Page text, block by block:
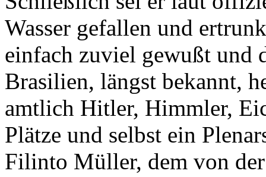
Wasser gefallen und
einfach zuviel gewußt und
Brasilien, längst bekannt,
amtlich Hitler, Himmler,
Plätze und selbst ein
Filinto Müller, dem von